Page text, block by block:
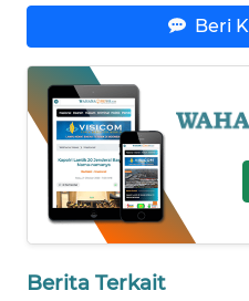
Beri
Berita Terkait
JOGJA
WN
JATIM
WN
BALI
WN